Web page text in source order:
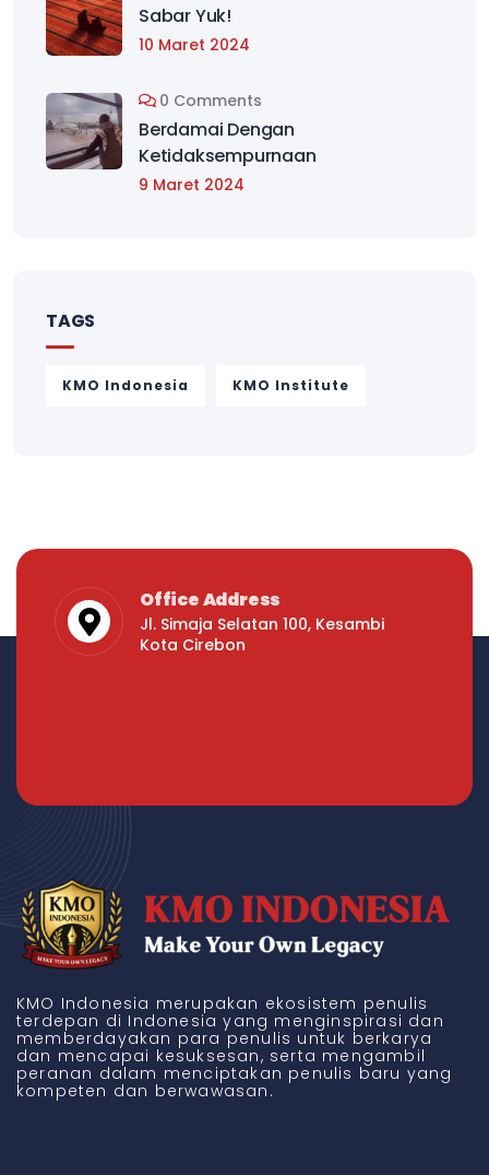
Sabar Yuk!
10 Maret 2024
0 Comments
Berdamai Dengan
Ketidaksempurnaan
9 Maret 2024
TAGS
KMO Indonesia KMO Institute
Office Address
Jl. Simaja Selatan 100, Kesambi
Kota Cirebon
KMO Indonesia merupakan ekosistem penulis
terdepan di Indonesia yang menginspirasi dan
memberdayakan para penulis untuk berkarya
dan mencapai kesuksesan, serta mengambil
peranan dalam menciptakan penulis baru yang
kompeten dan berwawasan.